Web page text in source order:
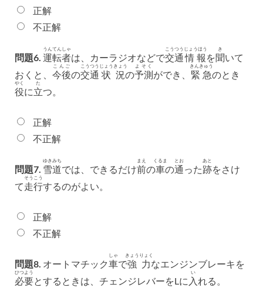
正解
不正解
問題6. 運転者
うんてんしゃ
は、カーラジオなどで交通
こうつう
情報
じょうほう
を聞
き
いて
おくと、 今後
こんご
の交通
こうつう
状況
じょうきょう
の予測
よそく
ができ、 緊急
きんきゅう
のとき
役
やく
に立
た
つ。
正解
不正解
問題7. 雪道
ゆきみち
では、できるだけ前
まえ
の車
くるま
の通
とお
った跡
あと
をさけ
て走行
そうこう
するのがよい。
正解
不正解
問題8. オートマチック車
しゃ
で強力
きょうりょく
なエンジンブレーキを
必要
ひつよう
とするときは、チェンジレバーをLに 入
い
れる。